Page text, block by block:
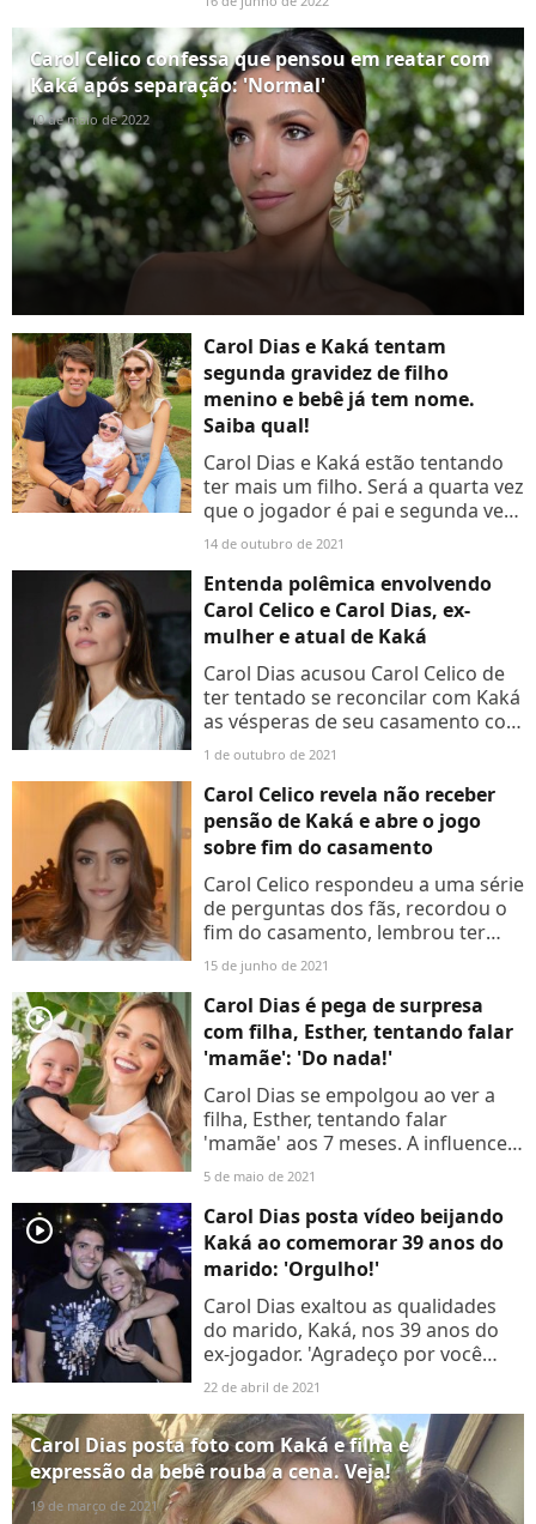
cantor. Fotos!
Carol Celico confessa que pensou em reatar com
Kaká após separação: 'Normal'
10 de maio de 2022
Carol Dias e Kaká tentam
segunda gravidez de filho
menino e bebê já tem nome.
Saiba qual!
Carol Dias e Kaká estão tentando
ter mais um filho. Será a quarta vez
que o jogador é pai e segunda vez
de sua mulher, que acaba de
Esther. A influenciadora...
14 de outubro de 2021
Entenda polêmica envolvendo
Carol Celico e Carol Dias, ex-
mulher e atual de Kaká
Carol Dias acusou Carol Celico de
ter tentado se reconcilar com Kaká
as vésperas de seu casamento com
o ex-jogador. Aos detalhes!
1 de outubro de 2021
Carol Celico revela não receber
pensão de Kaká e abre o jogo
sobre fim do casamento
Carol Celico respondeu a uma série
de perguntas dos fãs, recordou o
fim do casamento, lembrou ter
sido aconselhada pelos pais a não
casar tão cedo (aos 18 anos), e
revelou que não...
15 de junho de 2021
player2
Carol Dias é pega de surpresa
com filha, Esther, tentando falar
'mamãe': 'Do nada!'
Carol Dias se empolgou ao ver a
filha, Esther, tentando falar
'mamãe' aos 7 meses. A influencer
e mulher de Kaká incentivou a
Vídeo!
5 de maio de 2021
player2
Carol Dias posta vídeo beijando
Kaká ao comemorar 39 anos do
marido: 'Orgulho!'
Carol Dias exaltou as qualidades
do marido, Kaká, nos 39 anos do
ex-jogador. 'Agradeço por você
todos os dias e me orgulho tanto
simplicidade, humildade,
generosidade,...
22 de abril de 2021
Carol Dias posta foto com Kaká e filha e
expressão da bebê rouba a cena. Veja!
19 de março de 2021